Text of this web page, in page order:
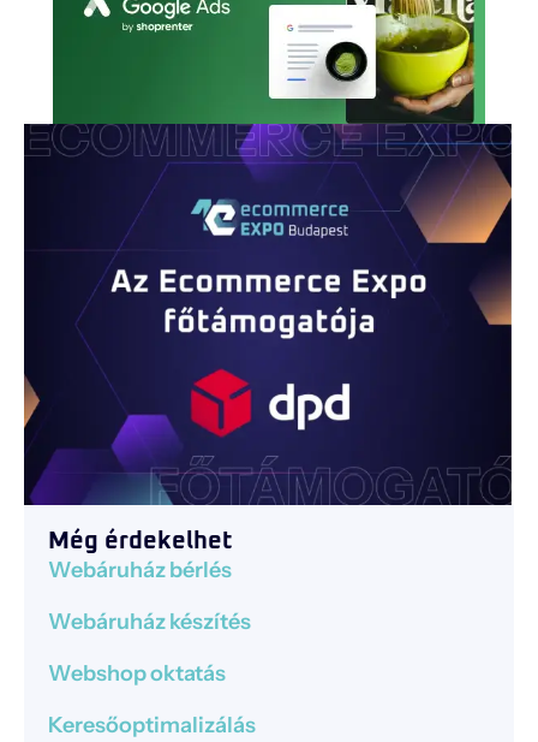
Még érdekelhet
Webáruház bérlés
Webáruház készítés
Webshop oktatás
Keresőoptimalizálás